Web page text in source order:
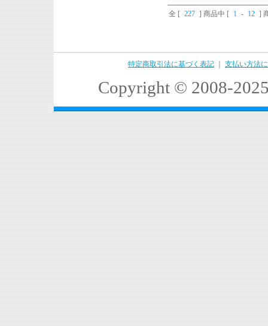
全 [ 227 ] 商品中 [ 1 - 12 ]
特定商取引法に基づく表記 支払い方法
Copyright © 2008-